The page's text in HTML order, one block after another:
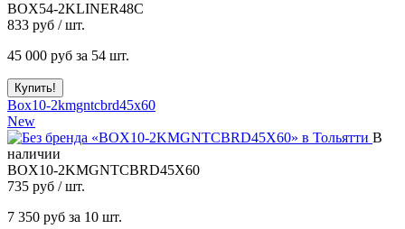
BOX54-2KLINER48C
833 руб / шт.
45 000 руб за 54 шт.
Box10-2kmgntcbrd45x60
New
В
наличии
BOX10-2KMGNTCBRD45X60
735 руб / шт.
7 350 руб за 10 шт.